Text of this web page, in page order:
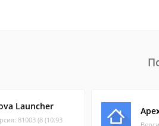
Launcher
81003 (8 (10.93